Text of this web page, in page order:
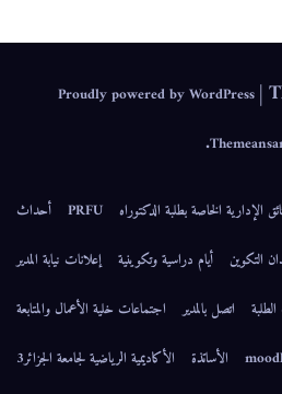
Proudly powered by WordPress |
.
الخاصة بطلبة الدكتوراه PRFU
أحداث
التكوين
أيام دراسية وتكوينية
إعلانات نيابة المدير
اتصل بالمدير
اجتماعات خلية الأعمال والمتابعة
الأساتذة
الأكاديمية الرياضية لجامعة الجزائر3